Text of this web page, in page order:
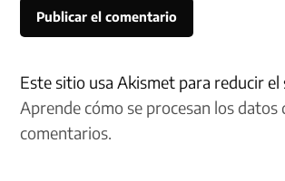
Este sitio usa Akismet para reducir el
Aprende cómo se procesan los datos
comentarios.